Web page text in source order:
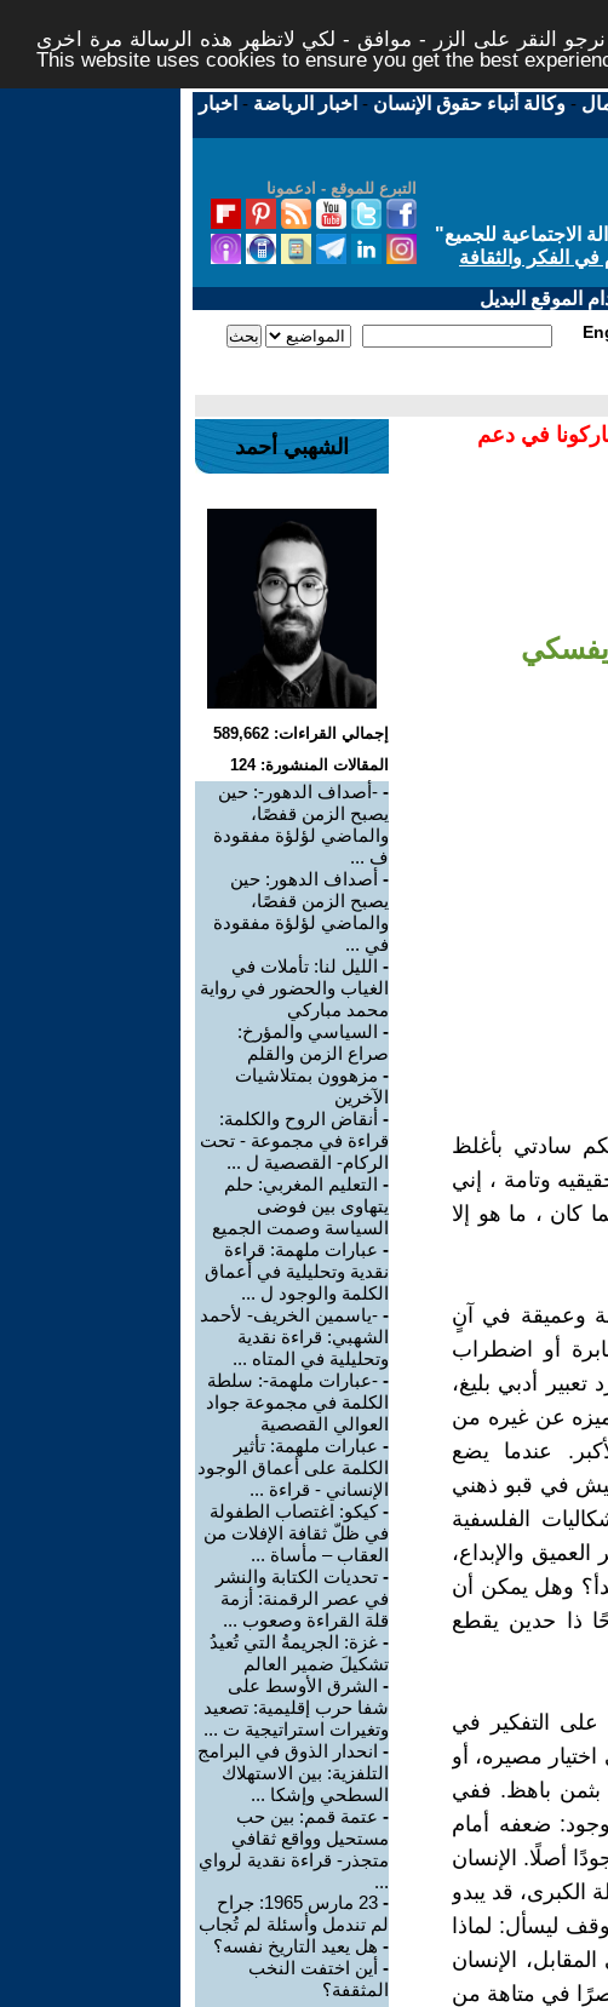
النقر على الزر - موافق - لكي لاتظهر هذه الرسالة مرة اخرى -
This website uses cookies to ensure you get the best
-وكالة أنباء حقوق الإنسان - اخبار الرياضة - اخبار
التبرع للموقع - ادعمونا
للجميع"
في الفكر والثقافة
الموقع البديل
في دعم
سادتي بأغلظ
وتامة ، إني
كان ، ما هو إلا
وعميقة في آنٍ
أو اضطراب
أدبي بليغ،
عن غيره من
عندما يضع
في قبو ذهني
الفلسفية
والإبداع،
وهل يمكن أن
ذا حدين يقطع
على التفكير في
مصيره، أو
بثمن باهظ. ففي
ضعفه أمام
أصلًا. الإنسان
الكبرى، قد يبدو
ليسأل: لماذا
الإنسان
في متاهة من
الشهبي أحمد
إجمالي القراءات: 589,662
المقالات المنشورة: 124
- -أصداف الدهور-: حين
يصبح الزمن قفصًا،
والماضي لؤلؤة مفقودة
ف ...
- أصداف الدهور: حين
يصبح الزمن قفصًا،
والماضي لؤلؤة مفقودة
في ...
- الليل لنا: تأملات في
الغياب والحضور في رواية
محمد مباركي
- السياسي والمؤرخ:
صراع الزمن والقلم
- مزهوون بمتلاشيات
الآخرين
- أنقاض الروح والكلمة:
قراءة في مجموعة - تحت
الركام- القصصية ل ...
- التعليم المغربي: حلم
يتهاوى بين فوضى
السياسة وصمت الجميع
- عبارات ملهمة: قراءة
نقدية وتحليلية في أعماق
الكلمة والوجود ل ...
- -ياسمين الخريف- لأحمد
الشهبي: قراءة نقدية
وتحليلية في المتاه ...
- -عبارات ملهمة-: سلطة
الكلمة في مجموعة جواد
العوالي القصصية
- عبارات ملهمة: تأثير
الكلمة على أعماق الوجود
الإنساني - قراءة ...
-كيكو: اغتصاب الطفولة
في ظلّ ثقافة الإفلات من
العقاب – مأساة ...
- تحديات الكتابة والنشر
في عصر الرقمنة: أزمة
قلة القراءة وصعوب ...
- غزة: الجريمةُ التي تُعيدُ
تشكيلَ ضمير العالم
- الشرق الأوسط على
شفا حرب إقليمية: تصعيد
وتغيرات استراتيجية ت ...
- انحدار الذوق في البرامج
التلفزية: بين الاستهلاك
السطحي وإشكا ...
- عتمة قمم: بين حب
مستحيل وواقع ثقافي
متجذر- قراءة نقدية لرواي
...
-
23 مارس 1965: جراح
لم تندمل وأسئلة لم تُجاب
- هل يعيد التاريخ نفسه؟
- أين اختفت النخب
المثقفة؟